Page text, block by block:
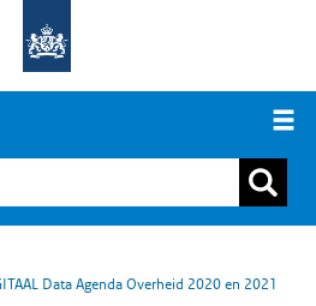
Data Agenda Overheid 2020 en 2021